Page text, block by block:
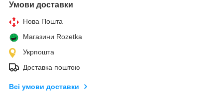
Умови доставки
Нова Пошта
Магазини Rozetka
Укрпошта
Доставка поштою
Всі умови доставки